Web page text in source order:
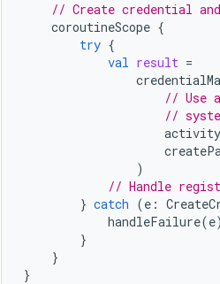
// Create credential
coroutineScope {
try {
val result =
// Use
//
)
// Handle
} catch (e :
handleFailure(e)
}
}
}